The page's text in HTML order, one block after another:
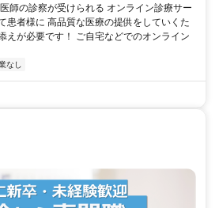
師の診察が受けられる オンライン診療サー
患者様に 高品質な医療の提供をしていくた
えが必要です！ ご自宅などでのオンライン
なし